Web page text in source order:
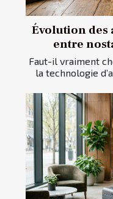
Évolution des
entre
Faut-il vraiment
la technologie